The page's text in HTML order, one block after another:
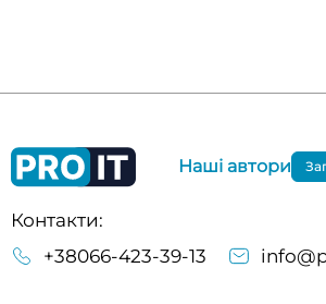
Контакти:
+38066-423-39-13
Наші автори